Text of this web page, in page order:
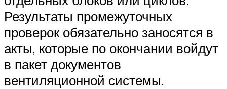
Результаты промежуточных
проверок обязательно заносятся в
акты, которые по окончании войдут
в пакет документов
вентиляционной системы.